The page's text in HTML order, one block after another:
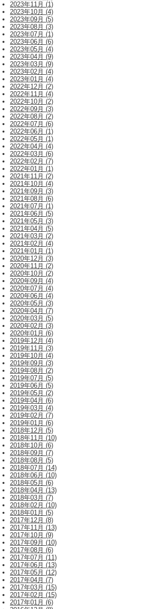
2023年11月 (1)
2023年10月 (4)
2023年09月 (5)
2023年08月 (3)
2023年07月 (1)
2023年06月 (6)
2023年05月 (4)
2023年04月 (9)
2023年03月 (9)
2023年02月 (4)
2023年01月 (4)
2022年12月 (2)
2022年11月 (4)
2022年10月 (2)
2022年09月 (3)
2022年08月 (2)
2022年07月 (6)
2022年06月 (1)
2022年05月 (1)
2022年04月 (4)
2022年03月 (6)
2022年02月 (7)
2022年01月 (1)
2021年11月 (2)
2021年10月 (4)
2021年09月 (3)
2021年08月 (6)
2021年07月 (1)
2021年06月 (5)
2021年05月 (3)
2021年04月 (5)
2021年03月 (2)
2021年02月 (4)
2021年01月 (1)
2020年12月 (3)
2020年11月 (2)
2020年10月 (2)
2020年09月 (4)
2020年07月 (4)
2020年06月 (4)
2020年05月 (3)
2020年04月 (7)
2020年03月 (5)
2020年02月 (3)
2020年01月 (6)
2019年12月 (4)
2019年11月 (3)
2019年10月 (4)
2019年09月 (3)
2019年08月 (2)
2019年07月 (5)
2019年06月 (5)
2019年05月 (2)
2019年04月 (6)
2019年03月 (4)
2019年02月 (7)
2019年01月 (6)
2018年12月 (5)
2018年11月 (10)
2018年10月 (6)
2018年09月 (7)
2018年08月 (5)
2018年07月 (14)
2018年06月 (10)
2018年05月 (6)
2018年04月 (13)
2018年03月 (7)
2018年02月 (10)
2018年01月 (5)
2017年12月 (8)
2017年11月 (13)
2017年10月 (9)
2017年09月 (10)
2017年08月 (6)
2017年07月 (11)
2017年06月 (13)
2017年05月 (12)
2017年04月 (7)
2017年03月 (15)
2017年02月 (15)
2017年01月 (6)